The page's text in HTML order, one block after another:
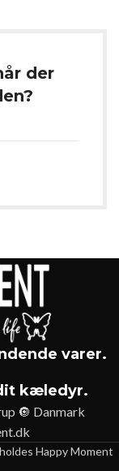
der
varer.
kæledyr.
🔘 Danmark
Happy Moment